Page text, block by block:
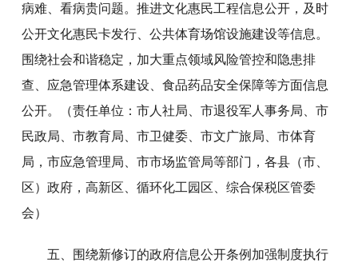
病难、看病贵问题。推进文化惠民工程信息公开，及时
公开文化惠民卡发行、公共体育场馆设施建设等信息。
围绕社会和谐稳定，加大重点领域风险管控和隐患排
查、应急管理体系建设、食品药品安全保障等方面信息
公开。（责任单位：市人社局、市退役军人事务局、市
民政局、市教育局、市卫健委、市文广旅局、市体育
局，市应急管理局、市市场监管局等部门，各县（市、
区）政府，高新区、循环化工园区、综合保税区管委
会）
五、围绕新修订的政府信息公开条例加强制度执行